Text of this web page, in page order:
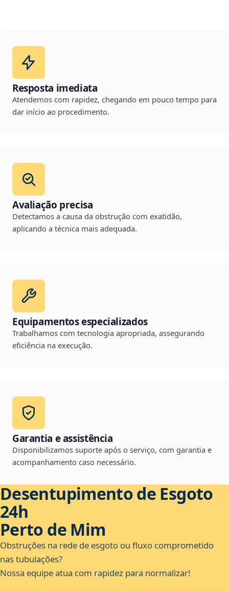
Resposta imediata
Atendemos com rapidez, chegando em pouco tempo para
dar início ao procedimento.
Avaliação precisa
Detectamos a causa da obstrução com exatidão,
aplicando a técnica mais adequada.
Equipamentos especializados
Trabalhamos com tecnologia apropriada, assegurando
eficiência na execução.
Garantia e assistência
Disponibilizamos suporte após o serviço, com garantia e
acompanhamento caso necessário.
Desentupimento de Esgoto
24h
Perto de Mim
Obstruções na rede de esgoto ou fluxo comprometido
nas tubulações?
Nossa equipe atua com rapidez para normalizar!